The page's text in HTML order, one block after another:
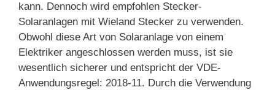
kann. Dennoch wird empfohlen Stecker-
Solaranlagen mit Wieland Stecker zu verwenden.
Obwohl diese Art von Solaranlage von einem
Elektriker angeschlossen werden muss, ist sie
wesentlich sicherer und entspricht der VDE-
Anwendungsregel: 2018-11. Durch die Verwendung